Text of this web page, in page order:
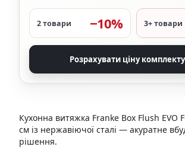
2 товари −10% 3+ товари
Розрахувати ціну комплекту
Кухонна витяжка Franke Box Flush EVO
см із нержавіючої сталі — акуратне
рішення.